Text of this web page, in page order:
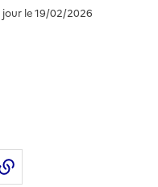
jour le 19/02/2026
X (anciennement
surl'article par courriel